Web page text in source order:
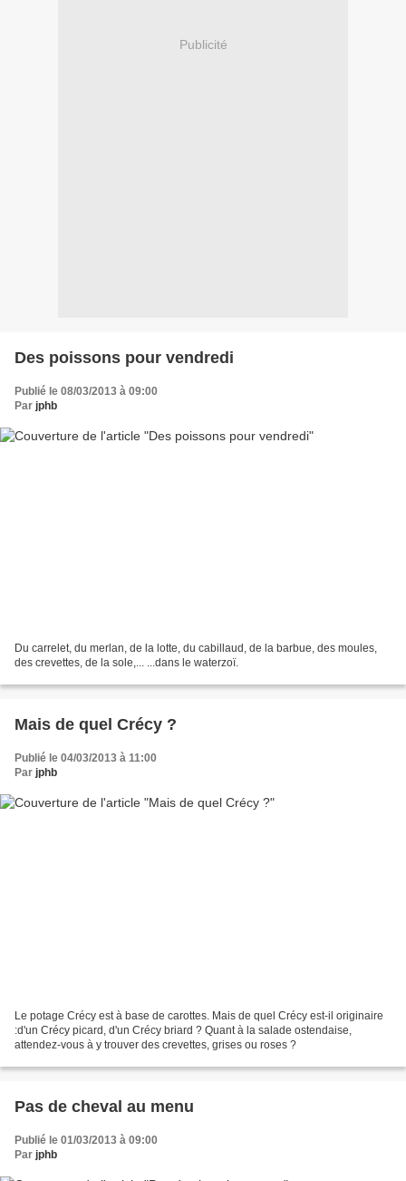
Publicité
Des poissons pour vendredi
Publié le 08/03/2013 à 09:00
Par jphb
Du carrelet, du merlan, de la lotte, du cabillaud, de la barbue, des moules,
des crevettes, de la sole,... ...dans le waterzoï.
Mais de quel Crécy ?
Publié le 04/03/2013 à 11:00
Par jphb
Le potage Crécy est à base de carottes. Mais de quel Crécy est-il originaire
:d'un Crécy picard, d'un Crécy briard ? Quant à la salade ostendaise,
attendez-vous à y trouver des crevettes, grises ou roses ?
Pas de cheval au menu
Publié le 01/03/2013 à 09:00
Par jphb